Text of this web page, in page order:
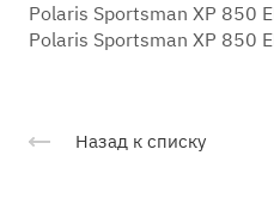
Polaris Sportsman XP 850
Polaris Sportsman XP 850
Назад к списку